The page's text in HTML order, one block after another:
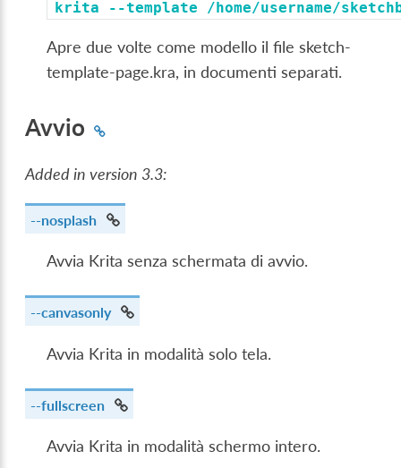
krita --template /home/username/
Apre due volte come modello il file sketch-
template-page.kra, in documenti separati.
Avvio
Added in version 3.3:
--nosplash
Avvia Krita senza schermata di avvio.
--canvasonly
Avvia Krita in modalità solo tela.
--fullscreen
Avvia Krita in modalità schermo intero.